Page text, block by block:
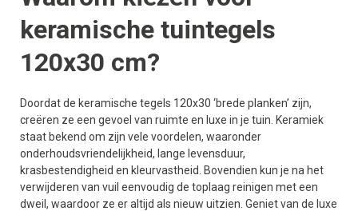
keramische tuintegels
120x30 cm?
Doordat de keramische tegels 120x30 ‘brede planken’ zijn,
creëren ze een gevoel van ruimte en luxe in je tuin. Keramiek
staat bekend om zijn vele voordelen, waaronder
onderhoudsvriendelijkheid, lange levensduur,
krasbestendigheid en kleurvastheid. Bovendien kun je na het
verwijderen van vuil eenvoudig de toplaag reinigen met een
dweil, waardoor ze er altijd als nieuw uitzien. Geniet van de luxe